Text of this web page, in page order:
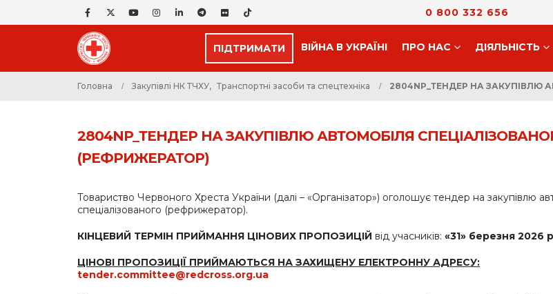
0 800 332 656
ПІДТРИМАТИ ВІЙНА В УКРАЇНІ ПРО НАС ДIЯЛЬНIСТЬ
Головна Закупівлі НК ТЧХУ, Транспортні засоби та спецтехніка 2804NP_ТЕНДЕР НА ЗАКУПІВЛЮ
2804NP_ТЕНДЕР НА ЗАКУПІВЛЮ АВТОМОБІЛЯ
(РЕФРИЖЕРАТОР)
Товариство Червоного Хреста України (далі – «Організатор») оголошує тендер на закупівлю
спеціалізованого (рефрижератор).
КІНЦЕВИЙ ТЕРМІН ПРИЙМАННЯ ЦІНОВИХ ПРОПОЗИЦІЙ від учасників: «31» березня 2026
ЦІНОВІ ПРОПОЗИЦІЇ ПРИЙМАЮТЬСЯ НА ЗАХИЩЕНУ ЕЛЕКТРОННУ АДРЕСУ:
tender.committee@redcross.org.ua